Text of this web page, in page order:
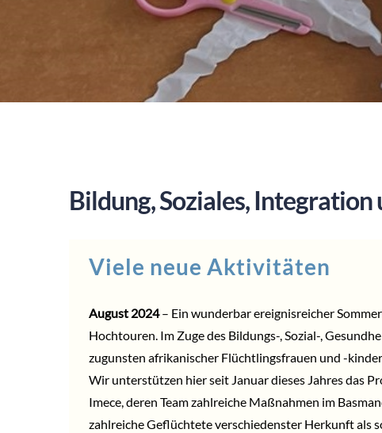
Bildung, Soziales, Integration
Viele neue Aktivitäten
August 2024– Ein wunderbar ereignisreicher
Hochtouren. Im Zuge des Bildungs-, Sozial-,
zugunsten afrikanischer Flüchtlingsfrauen und -
Wir unterstützen hier seit Januar dieses Jahres das
Imece, deren Team zahlreiche Maßnahmen im
zahlreiche Geflüchtete verschiedenster Herkunft als